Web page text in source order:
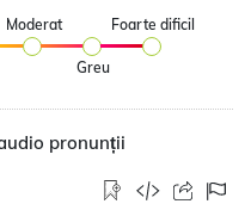
Moderat
Greu
Foarte dificil
pronunții